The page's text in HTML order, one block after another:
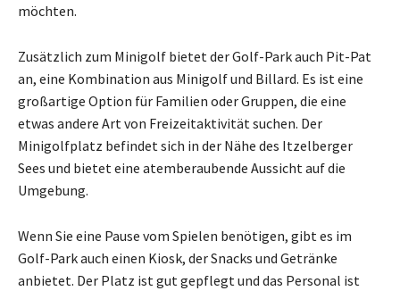
möchten.
Zusätzlich zum Minigolf bietet der Golf-Park auch Pit-Pat
an, eine Kombination aus Minigolf und Billard. Es ist eine
großartige Option für Familien oder Gruppen, die eine
etwas andere Art von Freizeitaktivität suchen. Der
Minigolfplatz befindet sich in der Nähe des Itzelberger
Sees und bietet eine atemberaubende Aussicht auf die
Umgebung.
Wenn Sie eine Pause vom Spielen benötigen, gibt es im
Golf-Park auch einen Kiosk, der Snacks und Getränke
anbietet. Der Platz ist gut gepflegt und das Personal ist